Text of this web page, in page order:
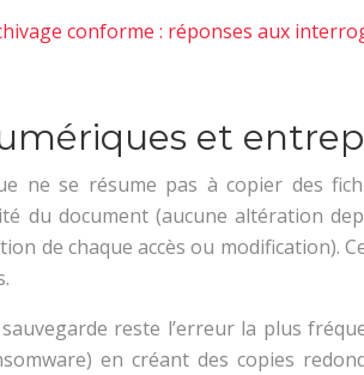
conforme : réponses aux
et
ne se résume pas à copier des
du document (aucune altération
de chaque accès ou modification).
reste l’erreur la plus
en créant des copies